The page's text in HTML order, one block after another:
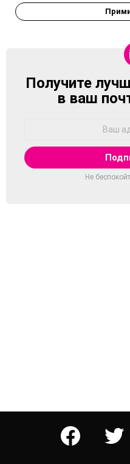
NEWSLETTER
Получите
в ваш
Не
facebook